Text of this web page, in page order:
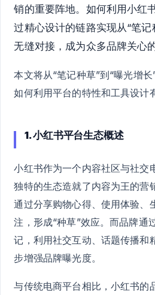
销的重要阵地。如何利用小红
过精心设计的链路实现从“笔记
无缝对接，成为众多品牌关心
本文将从“笔记种草”到“曝光增
如何利用平台的特性和工具设计
1. 小红书平台生态概述
小红书作为一个内容社区与社交
独特的生态造就了内容为王的营
通过分享购物心得、使用体验、
注，形成“种草”效应。而品牌通
记，利用社交互动、话题传播和
步增强品牌曝光度。
与传统电商平台相比，小红书的